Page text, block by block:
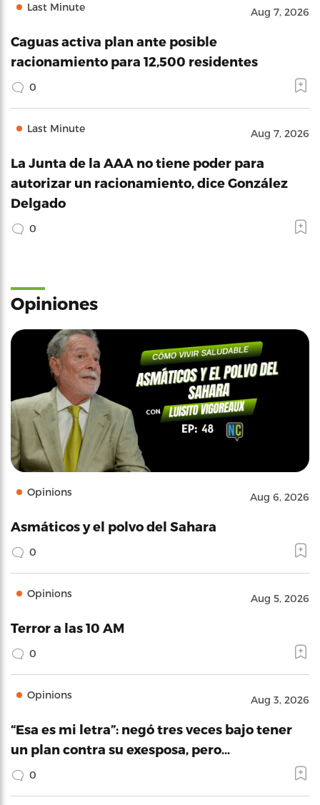
Last Minute Aug 7, 2026
Caguas activa plan ante posible
racionamiento para 12,500 residentes
0
Last Minute Aug 7, 2026
La Junta de la AAA no tiene poder para
autorizar un racionamiento, dice González
Delgado
0
Opiniones
Opinions Aug 6, 2026
Asmáticos y el polvo del Sahara
0
Opinions Aug 5, 2026
Terror a las 10 AM
0
Opinions Aug 3, 2026
“Esa es mi letra”: negó tres veces bajo tener
un plan contra su exesposa, pero…
0